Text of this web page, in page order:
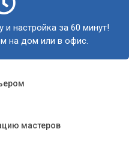
настройка за 60 минут!
на дом или в офис.
мастеров